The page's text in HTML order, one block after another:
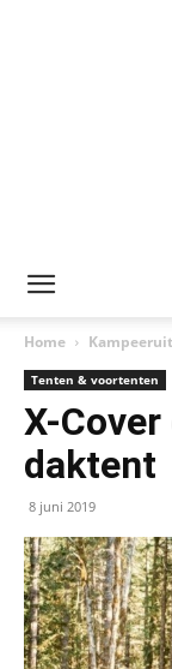
Home
Tenten & voortenten
X-
daktent
8 juni 2019